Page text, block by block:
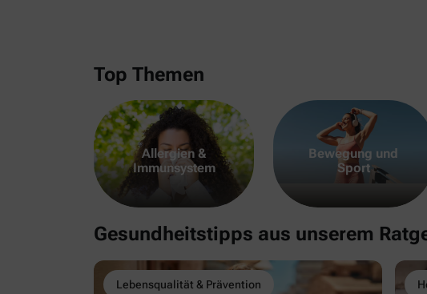
Top Themen
Allergien &
Immunsystem
Bewegung und
Sport
Gesundheitstipps aus unserem
Lebensqualität & Prävention